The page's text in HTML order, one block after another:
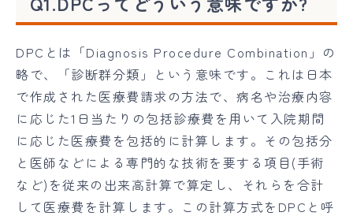
DPCとは「Diagnosis Procedure Combination」の
略で、「診断群分類」という意味です。これは日本
で作成された医療費請求の方法で、病名や治療内容
に応じた1日当たりの包括診療費を用いて入院期間
に応じた医療費を包括的に計算します。その包括分
と医師などによる専門的な技術を要する項目(手術
など)を従来の出来高計算で算定し、それらを合計
して医療費を計算します。この計算方式をDPCと呼